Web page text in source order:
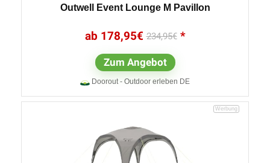
Outwell Event Lounge M Pavillon
178,95€ 234,95€
Zum Angebot
Doorout - Outdoor erleben DE